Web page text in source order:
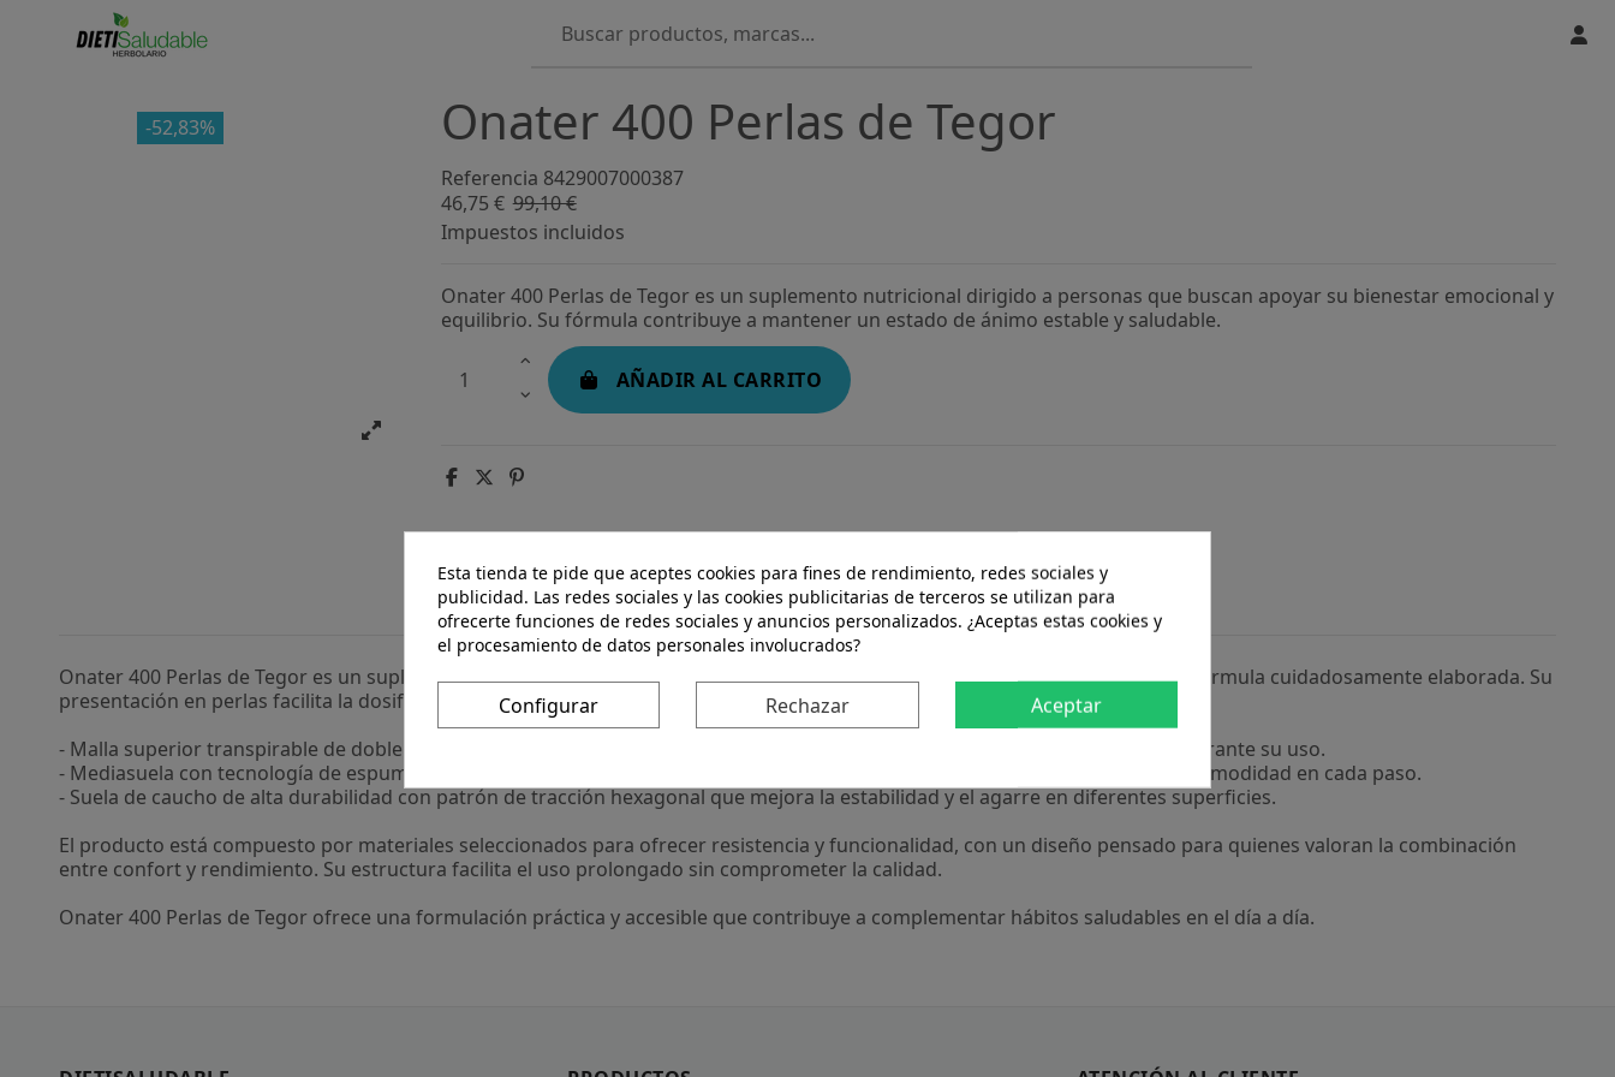
-52,83% Onater 400 Perlas de Tegor
Referencia 8429007000387
46,75 € 99,10 €
Impuestos incluidos
Onater 400 Perlas de Tegor es un suplemento nutricional dirigido a personas que buscan apoyar su bienestar emocional y
equilibrio. Su fórmula contribuye a mantener un estado de ánimo estable y saludable.
AÑADIR AL CARRITO
Descripción Detalles del producto
Onater 400 Perlas de Tegor es un suplemento diseñado para personas que buscan apoyar su bienestar diario mediante una fórmula cuidadosamente elaborada. Su
presentación en perlas facilita la dosificación y el consumo habitual.
- Malla superior transpirable de doble capa que permite una mejor ventilación, ayudando a mantener una sensación fresca durante su uso.
- Mediasuela con tecnología de espuma reactiva "Kinetic Foam" que proporciona una amortiguación adaptativa para mayor comodidad en cada paso.
- Suela de caucho de alta durabilidad con patrón de tracción hexagonal que mejora la estabilidad y el agarre en diferentes superficies.
El producto está compuesto por materiales seleccionados para ofrecer resistencia y funcionalidad, con un diseño pensado para quienes valoran la combinación
entre confort y rendimiento. Su estructura facilita el uso prolongado sin comprometer la calidad.
Onater 400 Perlas de Tegor ofrece una formulación práctica y accesible que contribuye a complementar hábitos saludables en el día a día.
Esta tienda te pide que aceptes cookies para fines de rendimiento, redes sociales y
publicidad. Las redes sociales y las cookies publicitarias de terceros se utilizan para
ofrecerte funciones de redes sociales y anuncios personalizados. ¿Aceptas estas cookies y
el procesamiento de datos personales involucrados?
Configurar Rechazar Aceptar